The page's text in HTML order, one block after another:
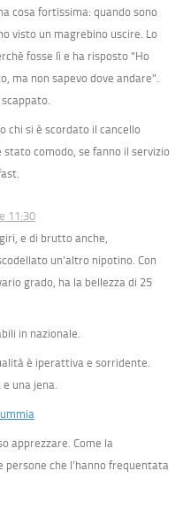
cosa fortissima: quando sono
visto un magrebino uscire. Lo
fosse lì e ha risposto "Ho
ma non sapevo dove andare".
chi si è scordato il cancello
comodo, se fanno il servizio
11:30
e di brutto anche,
un’altro nipotino. Con
grado, ha la bellezza di 25
in nazionale.
è iperattiva e sorridente.
una jena.
apprezzare. Come la
che l’hanno frequentata